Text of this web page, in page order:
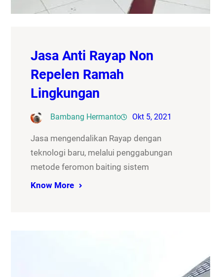
Jasa Anti Rayap Non
Repelen Ramah
Lingkungan
Bambang Hermanto Okt 5, 2021
Jasa mengendalikan Rayap dengan
teknologi baru, melalui penggabungan
metode feromon baiting sistem
Know More